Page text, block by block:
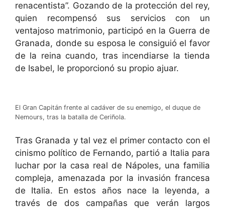
renacentista”. Gozando de la protección del rey,
quien recompensó sus servicios con un
ventajoso matrimonio, participó en la Guerra de
Granada, donde su esposa le consiguió el favor
de la reina cuando, tras incendiarse la tienda
de Isabel, le proporcionó su propio ajuar.
El Gran Capitán frente al cadáver de su enemigo, el duque de
Nemours, tras la batalla de Ceriñola.
Tras Granada y tal vez el primer contacto con el
cinismo político de Fernando, partió a Italia para
luchar por la casa real de Nápoles, una familia
compleja, amenazada por la invasión francesa
de Italia. En estos años nace la leyenda, a
través de dos campañas que verán largos